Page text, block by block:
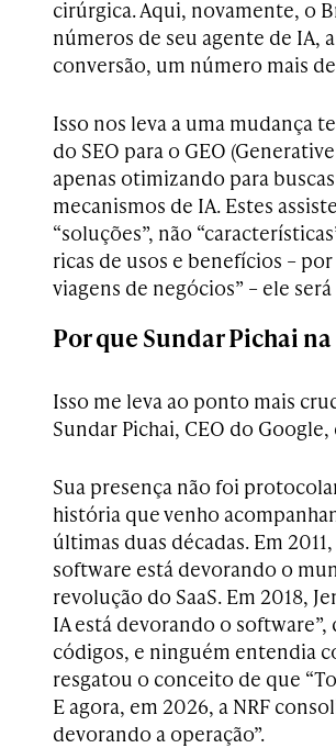
cirúrgica. Aqui, novamente, o
números de seu agente de IA,
conversão, um número mais
Isso nos leva a uma mudança
do SEO para o GEO
apenas otimizando para
mecanismos de IA. Estes
“soluções”, não
ricas de usos e benefícios –
viagens de negócios” – ele
Por que Sundar Pichai na
Isso me leva ao ponto mais
Sundar Pichai, CEO do
Sua presença não foi
história que venho
últimas duas décadas. Em
software está devorando o
revolução do SaaS. Em 2018,
IA está devorando o
códigos, e ninguém entendia
resgatou o conceito de que
E agora, em 2026, a NRF
devorando a operação”.